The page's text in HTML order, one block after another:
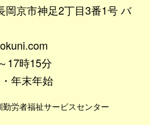
岡京市神足2丁目3番1号 バ
17時15分
年末年始
労者福祉サービスセンター